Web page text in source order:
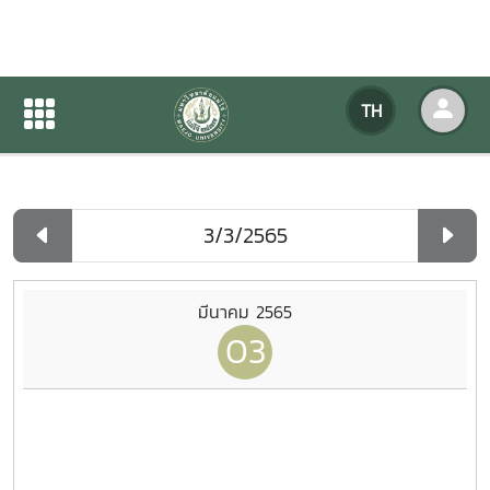
TH
ปฏิทินกิจกรรมของหน่วยงาน
ปฏิทินกิจกรรมของหน่วยงาน
มีนาคม 2565
03